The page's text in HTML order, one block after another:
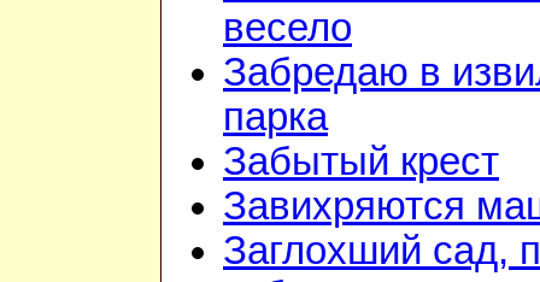
весело
Забредаю в
парка
Забытый крест
Завихряются
Заглохший сад,